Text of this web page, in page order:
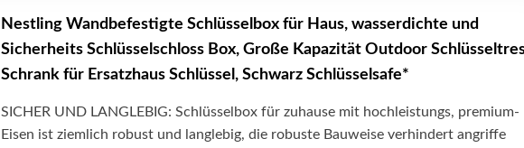
Nestling Wandbefestigte Schlüsselbox für Haus, wasserdichte und
Sicherheits Schlüsselschloss Box, Große Kapazität Outdoor
Schrank für Ersatzhaus Schlüssel, Schwarz Schlüsselsafe*
SICHER UND LANGLEBIG: Schlüsselbox für zuhause mit hochleistungs, premium-
Eisen ist ziemlich robust und langlebig, die robuste Bauweise verhindert angriffe